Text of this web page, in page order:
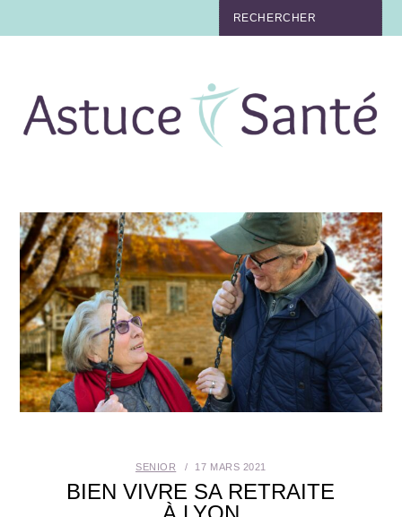
TABAC
NUTRITION
MÉDECINE
MÉDECINE DOUCE
BIEN-ÊTRE
SENIOR 17 MARS 2021
BIEN VIVRE SA RETRAITE